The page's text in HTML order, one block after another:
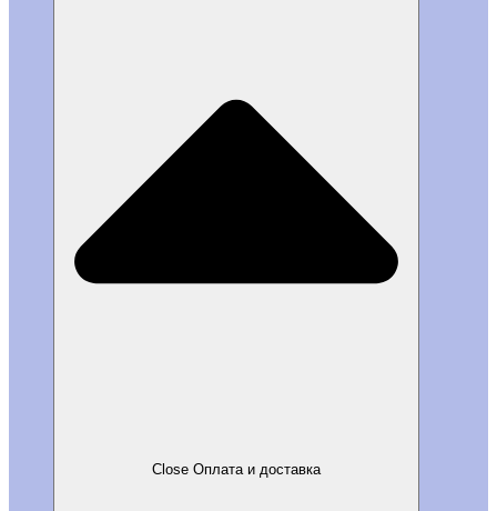
Close Оплата и доставка